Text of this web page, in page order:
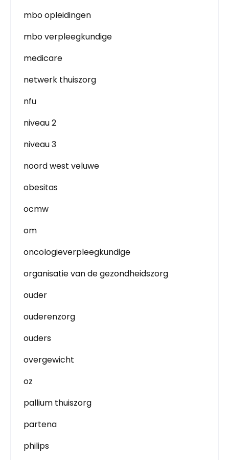
mbo opleidingen
mbo verpleegkundige
medicare
netwerk thuiszorg
nfu
niveau 2
niveau 3
noord west veluwe
obesitas
ocmw
om
oncologieverpleegkundige
organisatie van de gezondheidszorg
ouder
ouderenzorg
ouders
overgewicht
oz
pallium thuiszorg
partena
philips